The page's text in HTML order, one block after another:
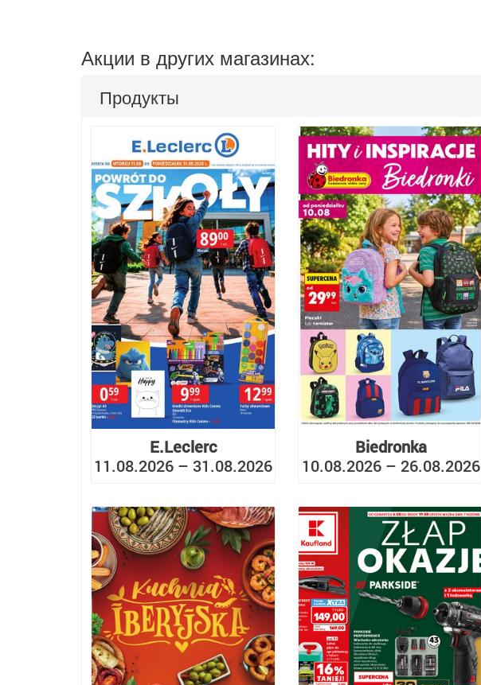
Акции в других магазинах:
Продукты
E.Leclerc
11.08.2026 – 31.08.2026
Biedronka
10.08.2026 – 26.08.2026